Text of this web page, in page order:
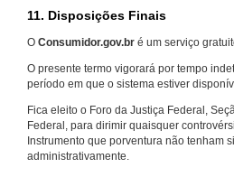
11. Disposições Finais
O Consumidor.gov.br é um serviço
O presente termo vigorará por tempo
período em que o sistema estiver
Fica eleito o Foro da Justiça Federal,
Federal, para dirimir quaisquer
Instrumento que porventura não tenham
administrativamente.